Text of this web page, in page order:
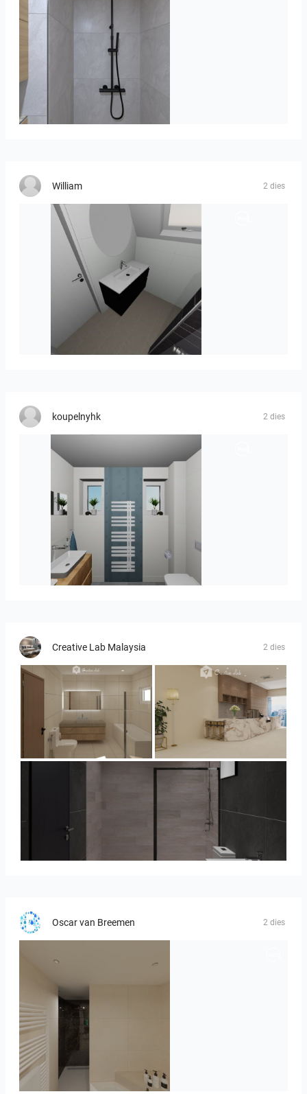
William 2 dies
Mesman_meubel-01
koupelnyhk 2 dies
koupelna-01
Creative Lab Malaysia 2 dies
UMI_BATHROOM SARAH SAE_RETAIL
Oscar van Breemen 2 dies
Badkamerhuis